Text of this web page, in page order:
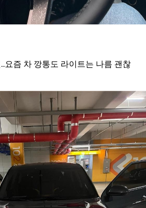
요즘 차 깡통도 라이트는 나름 괜찮